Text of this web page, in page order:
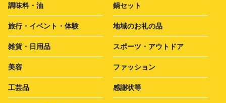
調味料・油 鍋セット
旅行・イベント・体験 地域のお礼の品
雑貨・日用品 スポーツ・アウトドア
美容 ファッション
工芸品 感謝状等